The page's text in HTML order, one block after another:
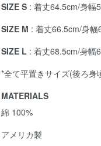
SIZE S : 着丈64.5cm/身幅
SIZE M : 着丈66.5cm/身
SIZE L : 着丈68.5cm/身幅
*全て平置きサイズ(後ろ身
MATERIALS
綿 100%
アメリカ製